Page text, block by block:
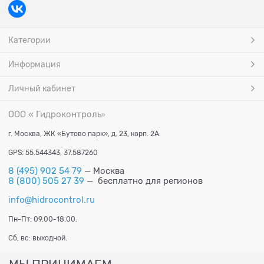
Категории
Информация
Личный кабинет
ООО « Гидроконтроль»
г. Москва, ЖК «Бутово парк», д. 23, корп. 2А.
GPS: 55.544343, 37.587260
8 (495) 902 54 79 — Москва
8 (800) 505 27 39 — бесплатно для регионов
info@hidrocontrol.ru
Пн-Пт: 09.00-18.00.
Сб, вс: выходной.